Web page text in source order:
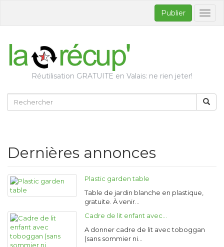
Publier
Réutilisation GRATUITE en Valais: ne rien jeter!
Dernières annonces
Plastic garden table
Table de jardin blanche en plastique,
gratuite. À venir…
Cadre de lit enfant avec…
A donner cadre de lit avec toboggan
(sans sommier ni…